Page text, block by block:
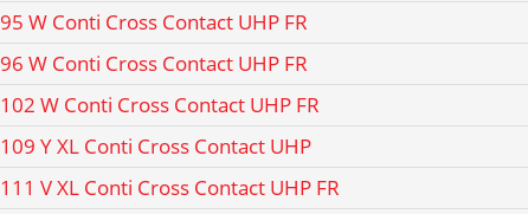
95 W Conti Cross Contact UHP FR
96 W Conti Cross Contact UHP FR
102 W Conti Cross Contact UHP FR
109 Y XL Conti Cross Contact UHP
111 V XL Conti Cross Contact UHP FR